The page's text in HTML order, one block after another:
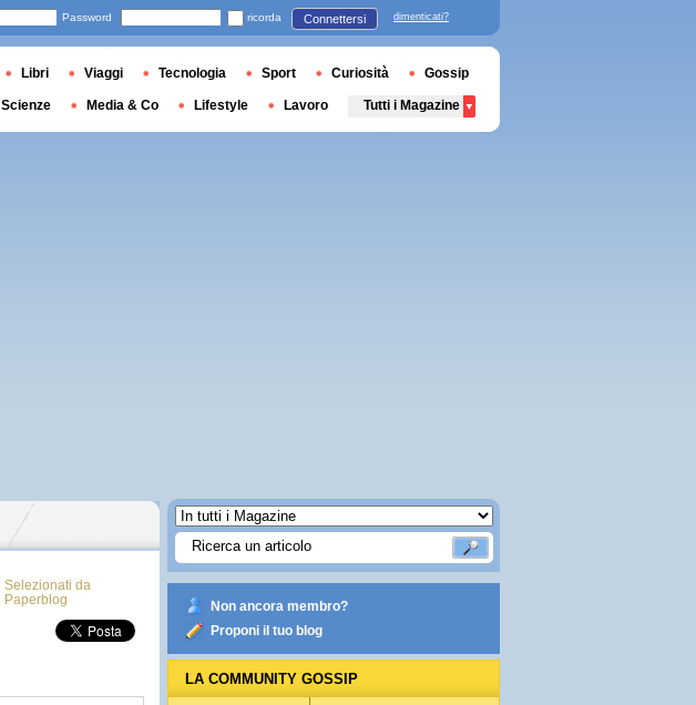
Selezionati da
Paperblog
Non ancora membro?
Proponi il tuo blog
LA COMMUNITY GOSSIP
Password ricorda Connettersi dimenticati?
Libri Viaggi Tecnologia Sport Curiosità Gossip
Scienze Media & Co Lifestyle Lavoro Tutti i Magazine